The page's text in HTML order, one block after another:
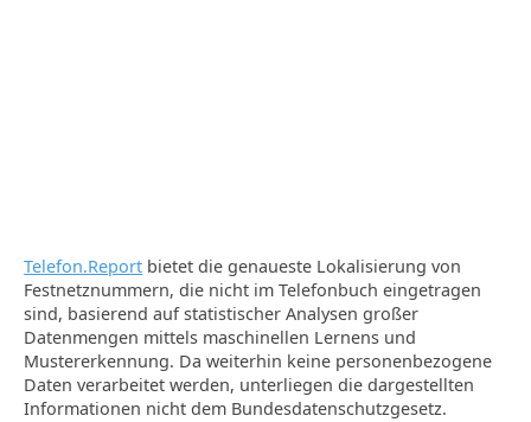
Telefon.Report bietet die genaueste Lokalisierung von
Festnetznummern, die nicht im Telefonbuch eingetragen
sind, basierend auf statistischer Analysen großer
Datenmengen mittels maschinellen Lernens und
Mustererkennung. Da weiterhin keine personenbezogene
Daten verarbeitet werden, unterliegen die dargestellten
Informationen nicht dem Bundesdatenschutzgesetz.